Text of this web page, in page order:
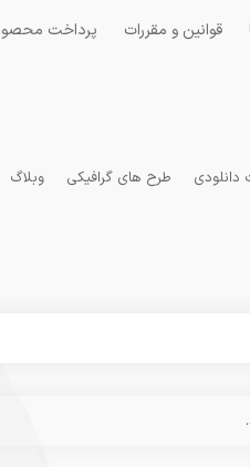
قوانین و مقررات پرداخت
طرح های گرافیکی وبلاگ